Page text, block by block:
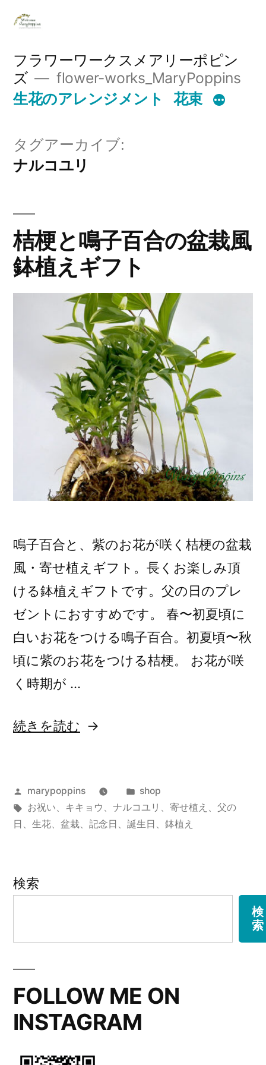
フラワーワークスメアリーポピン
ズ
flower-works_MaryPoppins
生花のアレンジメント
花束
タグアーカイブ:
ナルコユリ
桔梗と鳴子百合の盆栽風
鉢植えギフト
鳴子百合と、紫のお花が咲く桔梗の盆栽
風・寄せ植えギフト。長くお楽しみ頂
ける鉢植えギフトです。父の日のプレ
ゼントにおすすめです。 春〜初夏頃に
白いお花をつける鳴子百合。初夏頃〜秋
頃に紫のお花をつける桔梗。 お花が咲
く時期が …
“桔
鳴
子
の
植
え
続きを読む
投
稿
者:
marypoppins
カ
テ
ゴ
shop
タ
グ:
お祝い、 キキョウ 、 ナルコユリ 、 寄せ植え 、 父の
日 、 生花、 盆栽、 記念日 、 誕生日 、 鉢植え
検索
検
索
FOLLOW ME ON
INSTAGRAM